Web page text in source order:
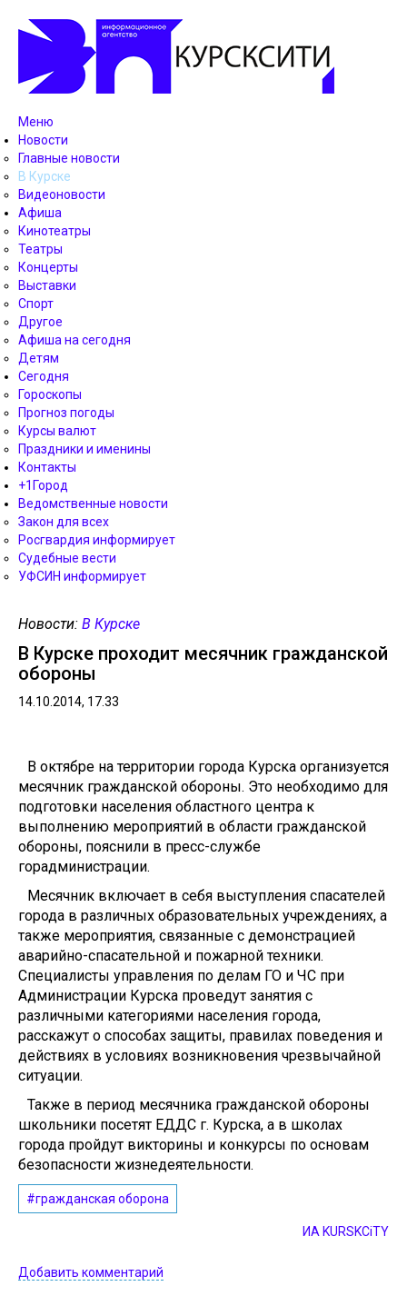
Меню
Новости
Главные новости
В Курске
Видеоновости
Афиша
Кинотеатры
Театры
Концерты
Выставки
Спорт
Другое
Афиша на сегодня
Детям
Сегодня
Гороскопы
Прогноз погоды
Курсы валют
Праздники и именины
Контакты
+1Город
Ведомственные новости
Закон для всех
Росгвардия информирует
Судебные вести
УФСИН информирует
Новости: В Курске
В Курске проходит месячник гражданской
обороны
14.10.2014, 17.33
В октябре на территории города Курска организуется
месячник гражданской обороны. Это необходимо для
подготовки населения областного центра к
выполнению мероприятий в области гражданской
обороны, пояснили в пресс-службе
горадминистрации.
Месячник включает в себя выступления спасателей
города в различных образовательных учреждениях, а
также мероприятия, связанные с демонстрацией
аварийно-спасательной и пожарной техники.
Специалисты управления по делам ГО и ЧС при
Администрации Курска проведут занятия с
различными категориями населения города,
расскажут о способах защиты, правилах поведения и
действиях в условиях возникновения чрезвычайной
ситуации.
Также в период месячника гражданской обороны
школьники посетят ЕДДС г. Курска, а в школах
города пройдут викторины и конкурсы по основам
безопасности жизнедеятельности.
#гражданская оборона
ИА KURSKCiTY
Добавить комментарий